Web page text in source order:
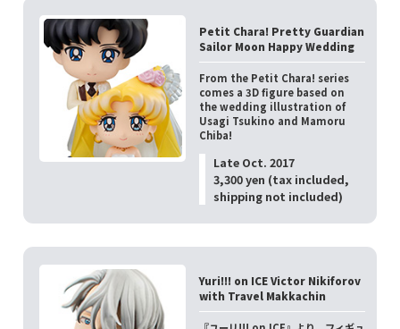
Petit Chara! Pretty Guardian
Sailor Moon Happy Wedding
From the Petit Chara! series
comes a 3D figure based on
the wedding illustration of
Usagi Tsukino and Mamoru
Chiba!
Late Oct. 2017
3,300 yen (tax included,
shipping not included)
Yuri!!! on ICE Victor Nikiforov
with Travel Makkachin